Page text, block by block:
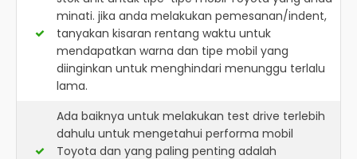
minati. jika anda melakukan pemesanan/indent,
tanyakan kisaran rentang waktu untuk
mendapatkan warna dan tipe mobil yang
diinginkan untuk menghindari menunggu terlalu
lama.
Ada baiknya untuk melakukan test drive terlebih
dahulu untuk mengetahui performa mobil
Toyota dan yang paling penting adalah